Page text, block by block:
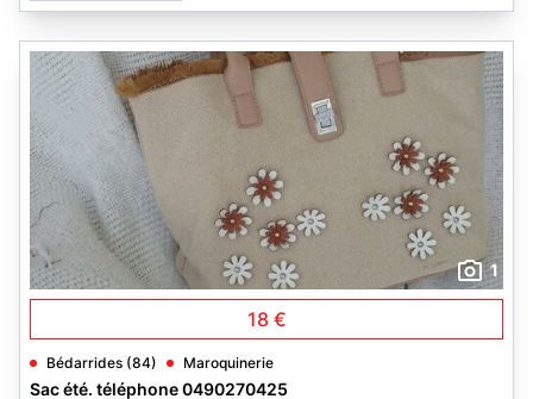
1
18 €
Bédarrides (84) Maroquinerie
Sac été. téléphone 0490270425